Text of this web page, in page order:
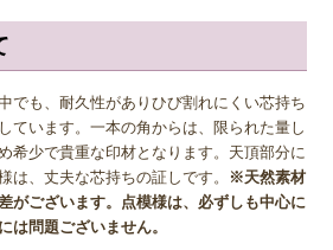
れる牛角(上)ですが、オランダに生息する
、アフリカ、オーストラリア、南米に生息
前と生息地が一致していなかったり、陸牛
たりと不思議な点も多いオランダ水牛の牛
水牛と似ていることから、区別のためそう
でも、耐久性がありひび割れにくい芯持ち
ています。一本の角からは、限られた量し
希少で貴重な印材となります。天頂部分に
は、丈夫な芯持ちの証しです。
※天然素材
がございます。点模様は、必ずしも中心に
は問題ございません。